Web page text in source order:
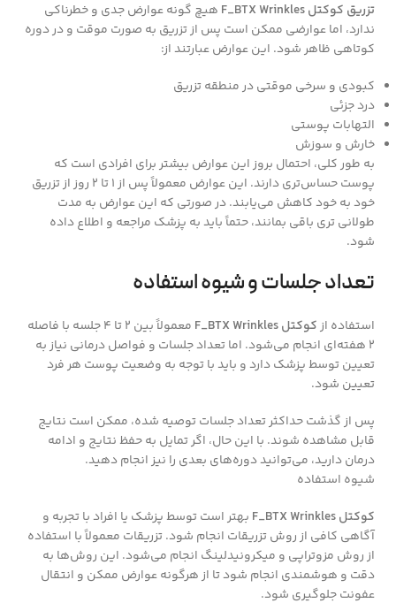
تزریق کوکتل F_BTX Wrinkles
هیچ گونه عوارض جدی و خطرناکی
ندارد، اما عوارضی ممکن است پس از تزریق به صورت موقت و در دوره
کوتاهی ظاهر شود. این عوارض عبارتند از:
کبودی و سرخی موقتی در منطقه تزریق
درد جزئی
التهابات پوستی
خارش و سوزش
به‌ طور کلی، احتمال بروز این عوارض بیشتر برای افرادی است که
پوست حساس‌تری دارند. این عوارض معمولاً پس از ۱ تا ۲ روز از تزریق
خود به خود کاهش می‌یابند. در صورتی که این عوارض به مدت
طولانی‌ تری باقی بمانند، حتماً باید به پزشک مراجعه و اطلاع داده
شود.
تعداد جلسات و شیوه استفاده
استفاده ازکوکتل F_BTX Wrinkles
معمولاً بین ۲ تا ۴ جلسه با فاصله
۲ هفته‌ای انجام می‌شود. اما تعداد جلسات و فواصل درمانی نیاز به
تعیین توسط پزشک دارد و باید با توجه به وضعیت پوست هر فرد
تعیین شود.
پس از گذشت حداکثر تعداد جلسات توصیه شده، ممکن است نتایج
قابل مشاهده شوند. با این حال، اگر تمایل به حفظ نتایج و ادامه
درمان دارید، می‌توانید دوره‌های بعدی را نیز انجام دهید.
شیوه استفاده
کوکتل F_BTX Wrinkles
بهتر است توسط پزشک یا افراد با تجربه و
آگاهی کافی از روش تزریقات انجام شود. تزریقات معمولاً با استفاده
از روش مزوتراپی و میکرونیدلینگ انجام می‌شود. این روش‌ها به
دقت و هوشمندی انجام شود تا از هرگونه عوارض ممکن و انتقال
عفونت جلوگیری شود.